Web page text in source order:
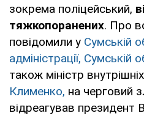
зокрема поліцейський,
тяжкопоранених. Про
повідомили у Сумській
адміністрації, Сумській
також міністр
Клименко, на черговий
відреагував президент